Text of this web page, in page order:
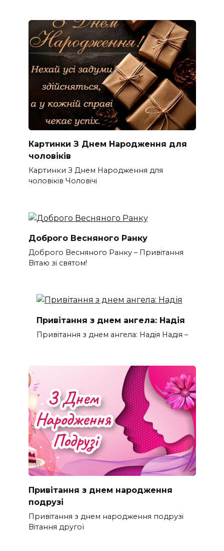
Картинки З Днем Народження для
чоловіків​
Картинки З Днем Народження для
чоловіків​ Чоловічі
Доброго Весняного Ранку
Доброго Весняного Ранку – Привітання
Вітаю зі святом!
Привітання з днем ангела: Надія
Привітання з днем ангела: Надія Надія –
Привітання з днем народження
подрузі
Привітання з днем народження подрузі
Вітання другої